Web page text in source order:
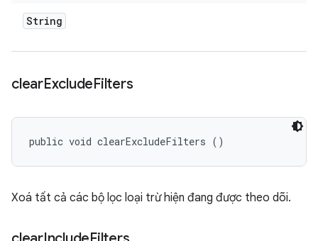
String
clearExcludeFilters
public void clearExcludeFilters ()
Xoá tất cả các bộ lọc loại trừ hiện đang được theo dõi.